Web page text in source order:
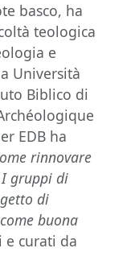
basco, ha
teologica
e
Università
Biblico di
EDB ha
rinnovare
I gruppi di
di
buona
e curati da